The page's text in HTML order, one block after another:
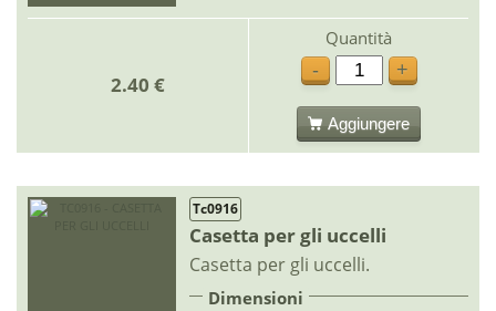
2.40 €
Quantità
-
+
Aggiungere
Tc0916
Casetta per gli uccelli
Casetta per gli uccelli.
Dimensioni